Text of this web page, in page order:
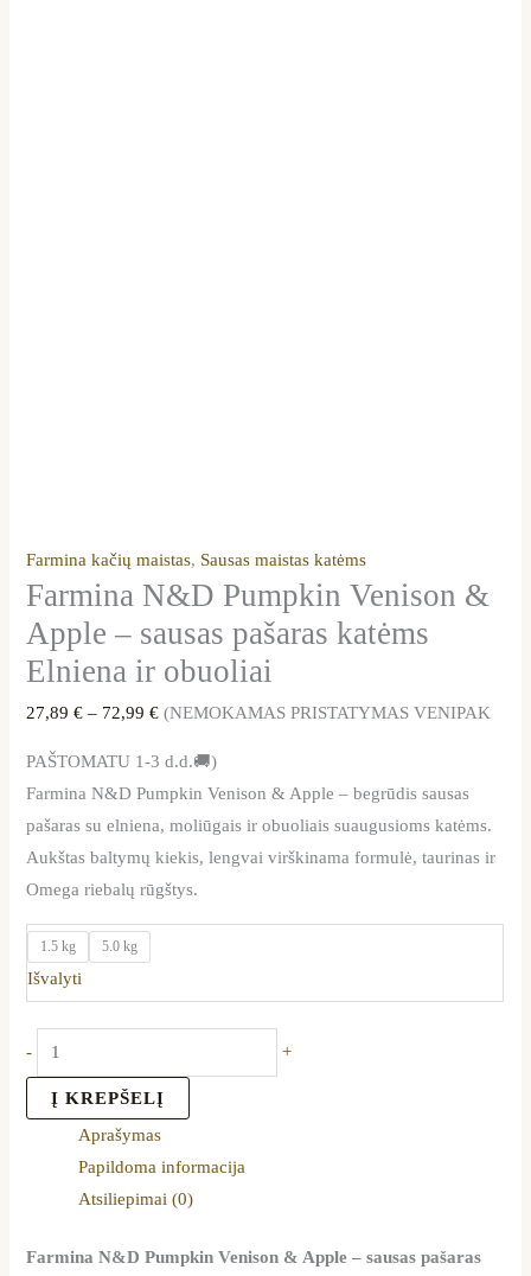
Farmina kačių maistas, Sausas maistas katėms
Farmina N&D Pumpkin Venison &
Apple – sausas pašaras katėms
Elniena ir obuoliai
27,89€ – 72,99€ (NEMOKAMAS PRISTATYMAS VENIPAK
PAŠTOMATU 1-3 d.d.🚚)
Farmina N&D Pumpkin Venison & Apple – begrūdis sausas
pašaras su elniena, moliūgais ir obuoliais suaugusioms katėms.
Aukštas baltymų kiekis, lengvai virškinama formulė, taurinas ir
Omega riebalų rūgštys.
1.5 kg 5.0 kg
Išvalyti
- +
Į KREPŠELĮ
Aprašymas
Papildoma informacija
Atsiliepimai (0)
Farmina N&D Pumpkin Venison & Apple – sausas pašaras